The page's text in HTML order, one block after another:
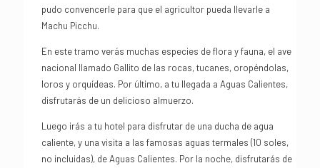
pudo convencerle para que el agricultor pueda llevarle a
Machu Picchu.
En este tramo verás muchas especies de flora y fauna, el ave
nacional llamado Gallito de las rocas, tucanes, oropéndolas,
loros y orquídeas. Por último, a tu llegada a Aguas Calientes,
disfrutarás de un delicioso almuerzo.
Luego irás a tu hotel para disfrutar de una ducha de agua
caliente, y una visita a las famosas aguas termales (10 soles,
no incluidas), de Aguas Calientes. Por la noche, disfrutarás de